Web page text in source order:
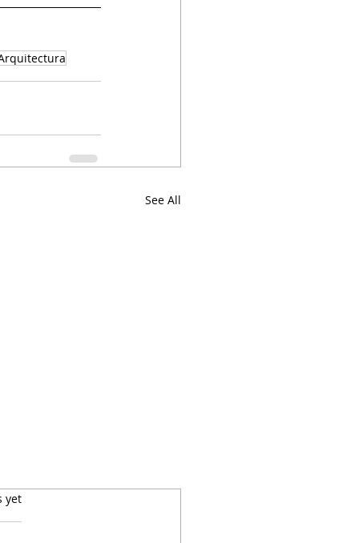
See All
yet